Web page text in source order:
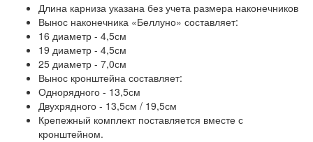
Длина карниза указана без учета размера наконечников
Вынос наконечника «Беллуно» составляет:
16 диаметр - 4,5см
19 диаметр - 4,5см
25 диаметр - 7,0см
Вынос кронштейна составляет:
Однорядного - 13,5см
Двухрядного - 13,5см / 19,5см
Крепежный комплект поставляется вместе с
кронштейном.